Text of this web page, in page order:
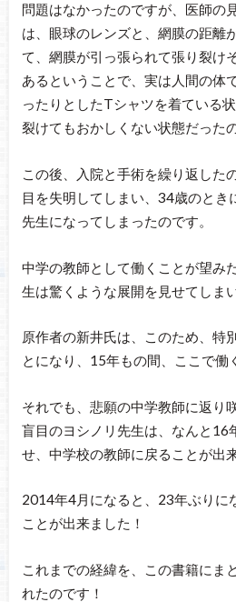
問題はなかったのですが、医師の
は、眼球のレンズと、網膜の距離
て、網膜が引っ張られて張り裂け
あるということで、実は人間の体
ったりとしたTシャツを着ている
裂けてもおかしくない状態だった
この後、入院と手術を繰り返した
目を失明してしまい、34歳のとき
先生になってしまったのです。
中学の教師として働くことが望み
生は驚くような展開を見せてしま
原作者の新井氏は、このため、特
とになり、15年もの間、ここで働
それでも、悲願の中学教師に返り
盲目のヨシノリ先生は、なんと16
せ、中学校の教師に戻ることが出
2014年4月になると、23年ぶりに
ことが出来ました！
これまでの経緯を、この書籍にま
れたのです！